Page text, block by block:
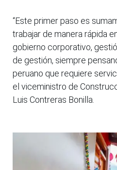
“Este primer paso es
trabajar de manera rápida
gobierno corporativo,
de gestión, siempre
peruano que requiere
el viceministro de
Luis Contreras Bonilla.